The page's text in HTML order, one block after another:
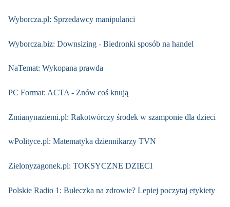
Wyborcza.pl: Sprzedawcy manipulanci
Wyborcza.biz: Downsizing - Biedronki sposób na handel
NaTemat: Wykopana prawda
PC Format: ACTA - Znów coś knują
Zmianynaziemi.pl: Rakotwórczy środek w szamponie dla dzieci
wPolityce.pl: Matematyka dziennikarzy TVN
Zielonyzagonek.pl: TOKSYCZNE DZIECI
Polskie Radio 1: Bułeczka na zdrowie? Lepiej poczytaj etykiety